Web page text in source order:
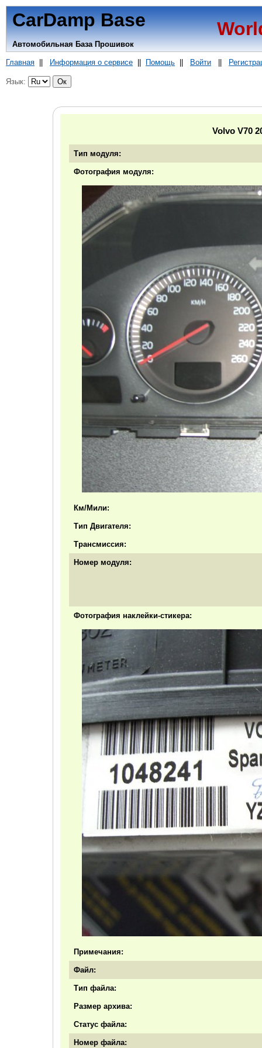
CarDamp Base
Автомобильная База Прошивок
Главная|| Информация о сервисе|| Помощь|| Войти||
Язык:
Volvo V70
Тип модуля:
Фотография модуля:
Км/Мили:
Тип Двигателя:
Трансмиссия:
Номер модуля:
Фотография наклейки-стикера:
Примечания:
Файл:
Тип файла:
Размер архива:
Статус файла:
Номер файла: